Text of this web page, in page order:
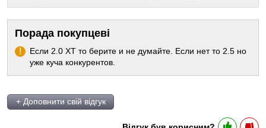
Порада покупцеві
Если 2.0 ХТ то берите и не думайте. Если нет то 2.5 но
уже куча конкурентов.
+ Доповнити свій відгук